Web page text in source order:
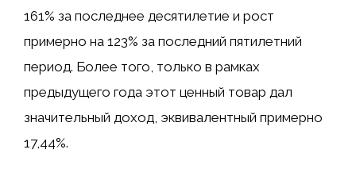
161% за последнее десятилетие и рост
примерно на 123% за последний пятилетний
период. Более того, только в рамках
предыдущего года этот ценный товар дал
значительный доход, эквивалентный примерно
17,44%.